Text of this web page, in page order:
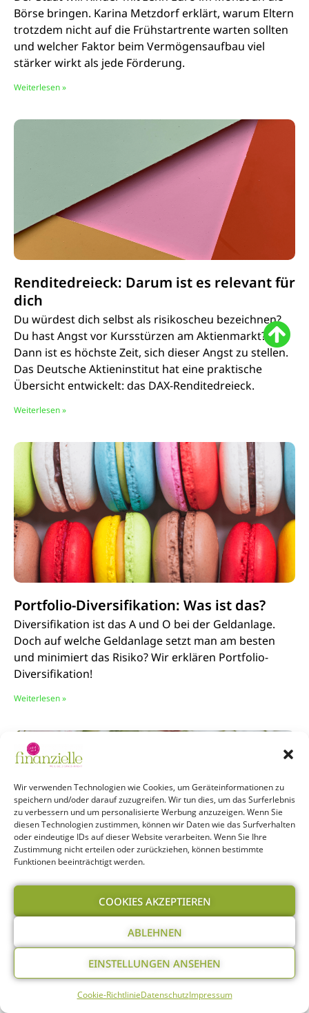
Wir verwenden Technologien wie Cookies, um Geräteinformationen zu
speichern und/oder darauf zuzugreifen. Wir tun dies, um das Surferlebnis
zu verbessern und um personalisierte Werbung anzuzeigen. Wenn Sie
diesen Technologien zustimmen, können wir Daten wie das Surfverhalten
oder eindeutige IDs auf dieser Website verarbeiten. Wenn Sie Ihre
Zustimmung nicht erteilen oder zurückziehen, können bestimmte
Funktionen beeinträchtigt werden.
COOKIES AKZEPTIEREN
ABLEHNEN
EINSTELLUNGEN ANSEHEN
Cookie-RichtlinieDatenschutzImpressum
Börse bringen. Karina Metzdorf erklärt, warum Eltern
trotzdem nicht auf die Frühstartrente warten sollten
und welcher Faktor beim Vermögensaufbau viel
stärker wirkt als jede Förderung.
Weiterlesen »
Renditedreieck: Darum ist es relevant für
dich
Du würdest dich selbst als risikoscheu bezeichnen?
Du hast Angst vor Kursstürzen am Aktienmarkt?
Dann ist es höchste Zeit, sich dieser Angst zu stellen.
Das Deutsche Aktieninstitut hat eine praktische
Übersicht entwickelt: das DAX-Renditedreieck.
Weiterlesen »
Portfolio-Diversifikation: Was ist das?
Diversifikation ist das A und O bei der Geldanlage.
Doch auf welche Geldanlage setzt man am besten
und minimiert das Risiko? Wir erklären Portfolio-
Diversifikation!
Weiterlesen »
Beate-Sander-Strategie: Auch wer spät
anfängt, kann reich werden!
Lernen von den Großen: Was ist die Beate-Sander-
Strategie? Warum die 2020 verstorbene „Börsen-
Oma“ erst mit Ende 50 anfing zu investieren und
dennoch reich wurde!